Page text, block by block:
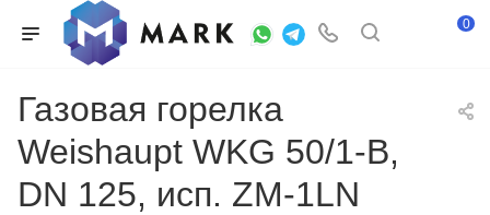
0
Газовая горелка
Weishaupt WKG 50/1-B,
DN 125, исп. ZM-1LN